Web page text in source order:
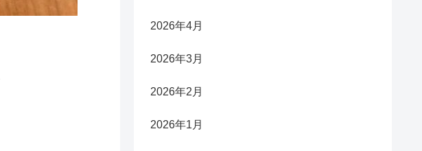
2026年4月
2026年3月
2026年2月
2026年1月